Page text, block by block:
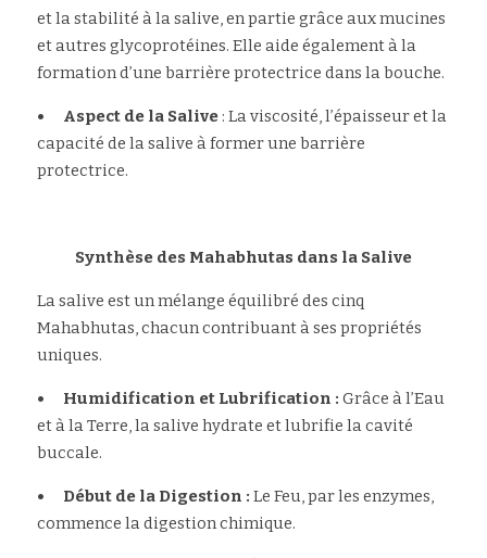
et la stabilité à la salive, en partie grâce aux mucines
et autres glycoprotéines. Elle aide également à la
formation d’une barrière protectrice dans la bouche.
•	Aspect de la Salive : La viscosité, l’épaisseur et la
capacité de la salive à former une barrière
protectrice.
Synthèse des Mahabhutas dans la Salive
La salive est un mélange équilibré des cinq
Mahabhutas, chacun contribuant à ses propriétés
uniques.
•	Humidification et Lubrification : Grâce à l’Eau
et à la Terre, la salive hydrate et lubrifie la cavité
buccale.
•	Début de la Digestion : Le Feu, par les enzymes,
commence la digestion chimique.